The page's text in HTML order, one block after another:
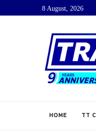
8 August, 2026
HOME TT